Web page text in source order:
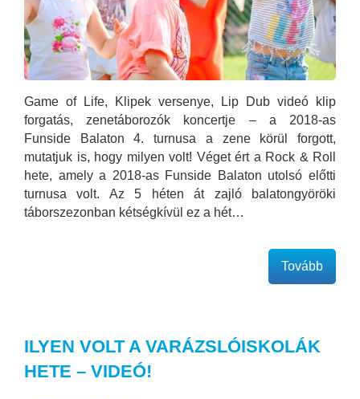
Game of Life, Klipek versenye, Lip Dub videó klip
forgatás, zenetáborozók koncertje – a 2018-as
Funside Balaton 4. turnusa a zene körül forgott,
mutatjuk is, hogy milyen volt! Véget ért a Rock & Roll
hete, amely a 2018-as Funside Balaton utolsó előtti
turnusa volt. Az 5 héten át zajló balatongyöröki
táborszezonban kétségkívül ez a hét…
Tovább
ILYEN VOLT A VARÁZSLÓISKOLÁK
HETE – VIDEÓ!